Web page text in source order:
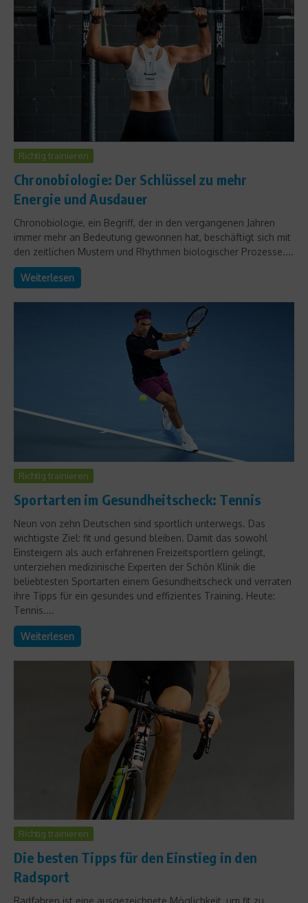
Richtig trainieren
Chronobiologie: Der Schlüssel zu mehr
Energie und Ausdauer
Chronobiologie, ein Begriff, der in den vergangenen Jahren
immer mehr an Bedeutung gewonnen hat, beschäftigt sich mit
den zeitlichen Mustern und Rhythmen biologischer Prozesse....
Weiterlesen
Richtig trainieren
Sportarten im Gesundheitscheck: Tennis
Neun von zehn Deutschen sind sportlich unterwegs. Das
wichtigste Ziel: fit und gesund bleiben. Damit das sowohl
Einsteigern als auch erfahrenen Freizeitsportlern gelingt,
unterziehen medizinische Experten der Schön Klinik die
beliebtesten Sportarten einem Gesundheitscheck und verraten
ihre Tipps für ein gesundes und effizientes Training. Heute:
Tennis....
Weiterlesen
Richtig trainieren
Die besten Tipps für den Einstieg in den
Radsport